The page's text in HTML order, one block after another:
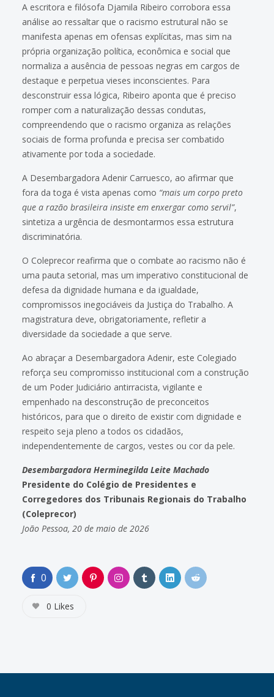
A escritora e filósofa Djamila Ribeiro corrobora essa
análise ao ressaltar que o racismo estrutural não se
manifesta apenas em ofensas explícitas, mas sim na
própria organização política, econômica e social que
normaliza a ausência de pessoas negras em cargos de
destaque e perpetua vieses inconscientes. Para
desconstruir essa lógica, Ribeiro aponta que é preciso
romper com a naturalização dessas condutas,
compreendendo que o racismo organiza as relações
sociais de forma profunda e precisa ser combatido
ativamente por toda a sociedade.
A Desembargadora Adenir Carruesco, ao afirmar que
fora da toga é vista apenas como “mais um corpo preto
que a razão brasileira insiste em enxergar como servil”,
sintetiza a urgência de desmontarmos essa estrutura
discriminatória.
O Coleprecor reafirma que o combate ao racismo não é
uma pauta setorial, mas um imperativo constitucional de
defesa da dignidade humana e da igualdade,
compromissos inegociáveis da Justiça do Trabalho. A
magistratura deve, obrigatoriamente, refletir a
diversidade da sociedade a que serve.
Ao abraçar a Desembargadora Adenir, este Colegiado
reforça seu compromisso institucional com a construção
de um Poder Judiciário antirracista, vigilante e
empenhado na desconstrução de preconceitos
históricos, para que o direito de existir com dignidade e
respeito seja pleno a todos os cidadãos,
independentemente de cargos, vestes ou cor da pele.
Desembargadora Herminegilda Leite Machado
Presidente do Colégio de Presidentes e
Corregedores dos Tribunais Regionais do Trabalho
(Coleprecor)
João Pessoa, 20 de maio de 2026
0
0 Likes